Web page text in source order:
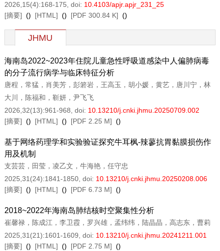
2026,15(4):168-175 , doi: 10.4103/apjr.apjr_231_25
[摘要] () [HTML] () [PDF 300.84 K] ()
JHMU
海南岛2022~2023年住院儿童急性呼吸道感染中人偏肺病毒
的分子流行病学与临床特征分析
唐程，常猛，肖美芳，彭箬岩，王高玉，胡小媛，黄艺，唐川宁，林
大川，陈福和，靳妍，尹飞飞
2026,32(13):961-968 , doi: 10.13210/j.cnki.jhmu.20250709.002
[摘要] () [HTML] () [PDF 2.25 M] ()
基于网络药理学和实验验证探究牛耳枫‑辣蓼抗胃黏膜损伤作
用及机制
支芸芸，田莹，凌乙文，牛海艳，任守忠
2025,31(24):1841-1850, doi: 10.13210/j.cnki.jhmu.20250208.006
[摘要] () [HTML] () [PDF 6.73 M] ()
2018~2022年海南岛肺结核时空聚集性分析
崔馨禄，陈成江，李卫霞，罗兴雄，孟纬纬，陆晶晶，高志东，曹莉
2025,31(21):1601-1609 , doi: 10.13210/j.cnki.jhmu.20241211.001
[摘要] () [HTML] () [PDF 2.75 M] ()